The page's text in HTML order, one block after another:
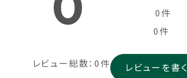
レビュー総数：0件
0件
0件
レビューを書く